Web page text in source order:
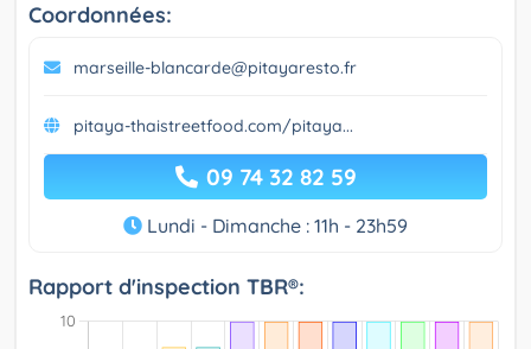
Coordonnées:
marseille-blancarde@pitayaresto.fr
pitaya-thaistreetfood.com/pitaya...
09 74 32 82 59
Lundi - Dimanche : 11h - 23h59
Rapport d'inspection TBR®: